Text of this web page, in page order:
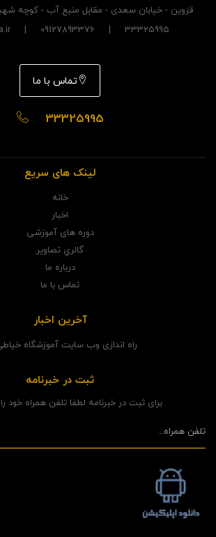
قزوین - خیابان سعدی - مقابل منبع آب - کوچه شهید
33325995 | 09127893376 | info@noorya.ir
تماس با ما
33325995
لینک های سریع
خانه
اخبار
دوره های آموزشی
گالري تصاوير
درباره ما
تماس با ما
آخرین اخبار
راه اندازی وب سایت آموزشگاه
ثبت در خبرنامه
برای ثبت در خبرنامه لطفا تلفن همراه خود را